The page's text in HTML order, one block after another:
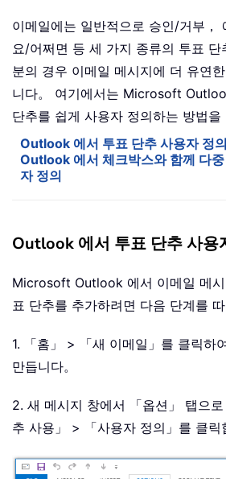
이메일에는 일반적으로 승인/거부，
요/어쩌면 등 세 가지 종류의 투표 단
분의 경우 이메일 메시지에 더 유연
니다。 여기에서는 Microsoft
단추를 쉽게 사용자 정의하는 방법을
Outlook 에서 투표 단추 사용자 정의
Outlook 에서 체크박스와 함께 다
자 정의
Outlook 에서 투표 단추 사용
Microsoft Outlook 에서 이메일 메
표 단추를 추가하려면 다음 단계를 따
1. 「홈」 > 「새 이메일」를 클릭하
만듭니다。
2. 새 메시지 창에서 「옵션」 탭으
추 사용」 > 「사용자 정의」를 클릭